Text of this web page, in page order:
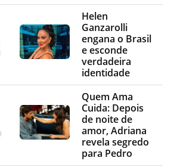
Helen
Ganzarolli
engana o Brasil
e esconde
verdadeira
identidade
Quem Ama
Cuida: Depois
de noite de
amor, Adriana
revela segredo
para Pedro